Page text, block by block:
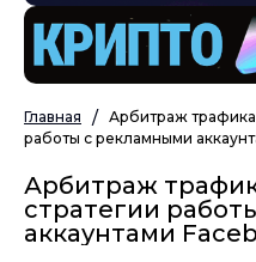
Главная
Арбитраж трафика
работы с рекламными
Арбитраж
стратегии
аккаунтами